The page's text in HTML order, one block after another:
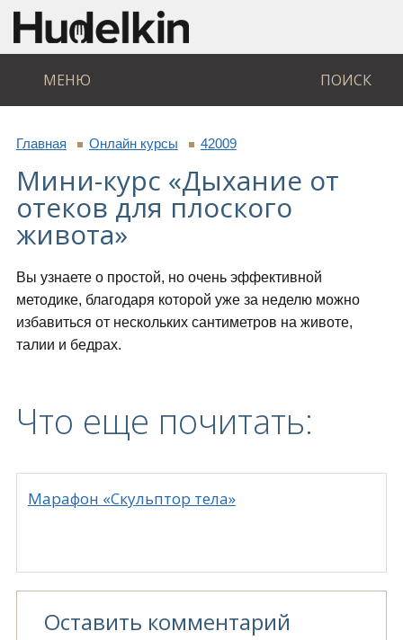
МЕНЮ ПОИСК
Главная Онлайн курсы 42009
Мини-курс «Дыхание от
отеков для плоского
живота»
Вы узнаете о простой, но очень эффективной
методике, благодаря которой уже за неделю можно
избавиться от нескольких сантиметров на животе,
талии и бедрах.
Что еще почитать:
Марафон «Скульптор тела»
Оставить комментарий